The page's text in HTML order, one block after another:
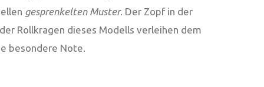
gesprenkelten Muster. Der Zopf in der
Rollkragen dieses Modells verleihen dem
besondere Note.